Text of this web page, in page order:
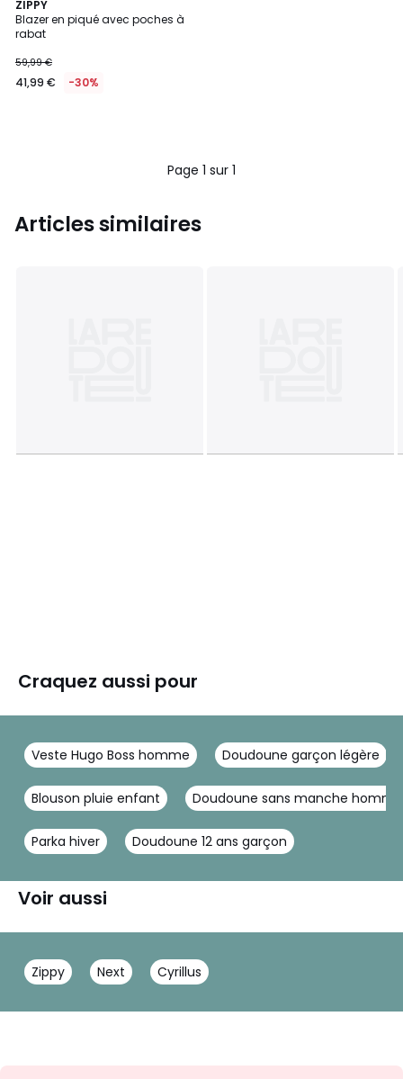
ZIPPY
Blazer en piqué avec poches à
rabat
59,99 €
41,99 € -30%
Page 1 sur 1
Articles similaires
Craquez aussi pour
Veste Hugo Boss homme Doudoune garçon légère
Blouson pluie enfant Doudoune sans manche
Parka hiver Doudoune 12 ans garçon
Voir aussi
Zippy Next Cyrillus